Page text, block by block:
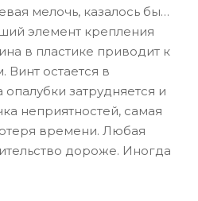
мелочь, казалось бы…
элемент крепления
в пластике приводит к
Винт остается в
затрудняется и
неприятностей, самая
времени. Любая
дороже. Иногда